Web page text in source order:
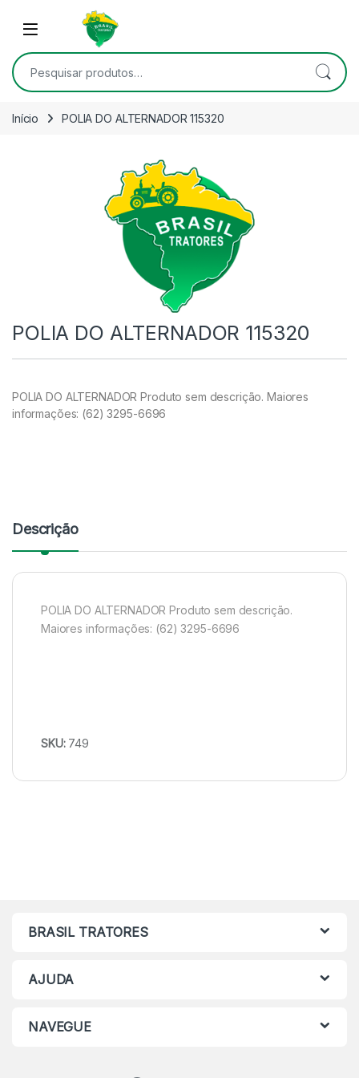
Skip to navigation
Open
Pesquisar por:
Início POLIA DO ALTERNADOR 115320
POLIA DO ALTERNADOR 115320
POLIA DO ALTERNADOR Produto sem descrição. Maiores
informações: (62) 3295-6696
Descrição
POLIA DO ALTERNADOR Produto sem descrição.
Maiores informações: (62) 3295-6696
SKU: 749
BRASIL TRATORES
AJUDA
NAVEGUE